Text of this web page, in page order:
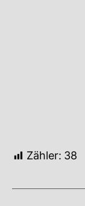
Zähler: 38